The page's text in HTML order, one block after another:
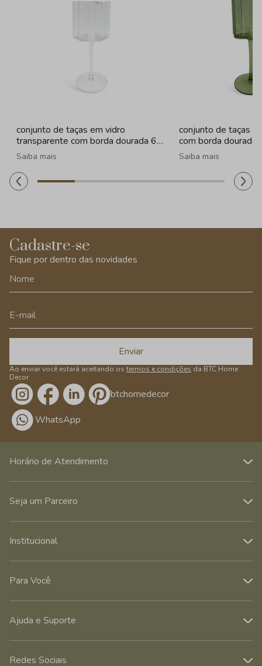
conjunto de taças em vidro
transparente com borda dourada 6
peças - 330ml
Saiba mais
conjunto de taças
com borda
Saiba mais
Cadastre-se
Fique por dentro das novidades
Enviar
Ao enviar você estará aceitando os termos e condições da BTC Home
Decor
/btchomedecor
WhatsApp
Horário de Atendimento
Seja um Parceiro
Institucional
Para Você
Ajuda e Suporte
Redes Sociais